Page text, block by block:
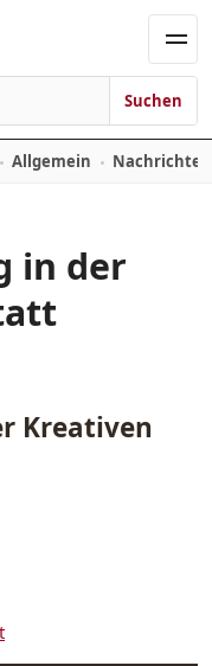
Suchen
Allgemein
in der
Kreativen